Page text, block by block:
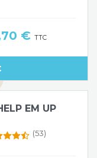
€TTC
EM UP
(53)